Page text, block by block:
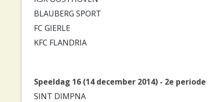
BLAUBERG SPORT
FC GIERLE
KFC FLANDRIA
Speeldag 16 (14 december 2014) - 2e periode
SINT DIMPNA